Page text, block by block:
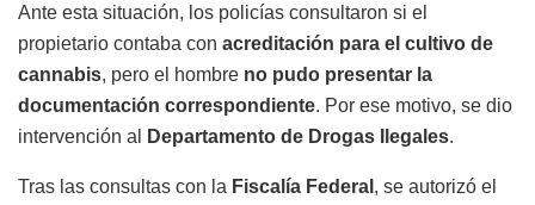
Ante esta situación, los policías consultaron si el
propietario contaba con acreditación para el cultivo de
cannabis, pero el hombre no pudo presentar la
documentación correspondiente. Por ese motivo, se dio
intervención al
Departamento de Drogas Ilegales.
Tras las consultas con la Fiscalía Federal , se autorizó el